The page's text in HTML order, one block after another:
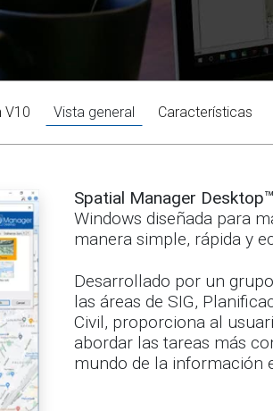
V10 Vista general Características
Spatial Manager Desktop™
Windows diseñada para
manera simple, rápida y
Desarrollado por un
las áreas de SIG,
Civil, proporciona al
abordar las tareas más
mundo de la información